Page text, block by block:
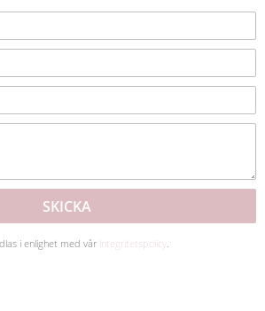
SKICKA
i enlighet med vår integritetspolicy .